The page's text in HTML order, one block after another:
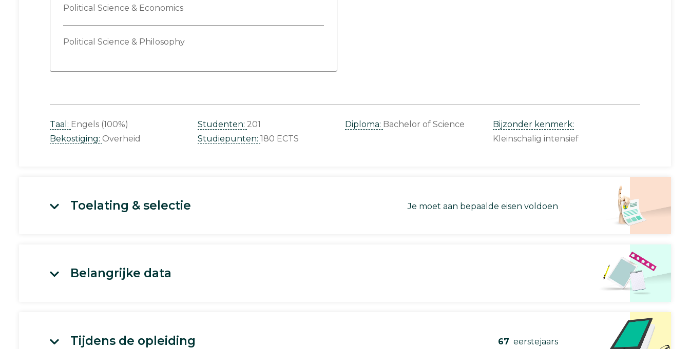
Political Science & Economics
Political Science & Philosophy
Taal: Engels (100%)
Bekostiging: Overheid
Studenten: 201
Studiepunten: 180 ECTS
Diploma: Bachelor of Science
Bijzonder kenmerk:
Kleinschalig intensief
Toelating & selectie Je moet aan bepaalde eisen voldoen
Belangrijke data
Tijdens de opleiding 67 eerstejaars